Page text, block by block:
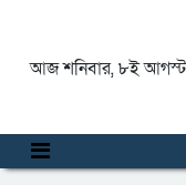
আজ শনিবার, ৮ই আগস্ট,